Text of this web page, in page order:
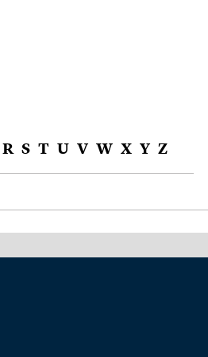
R S T U V W X Y Z